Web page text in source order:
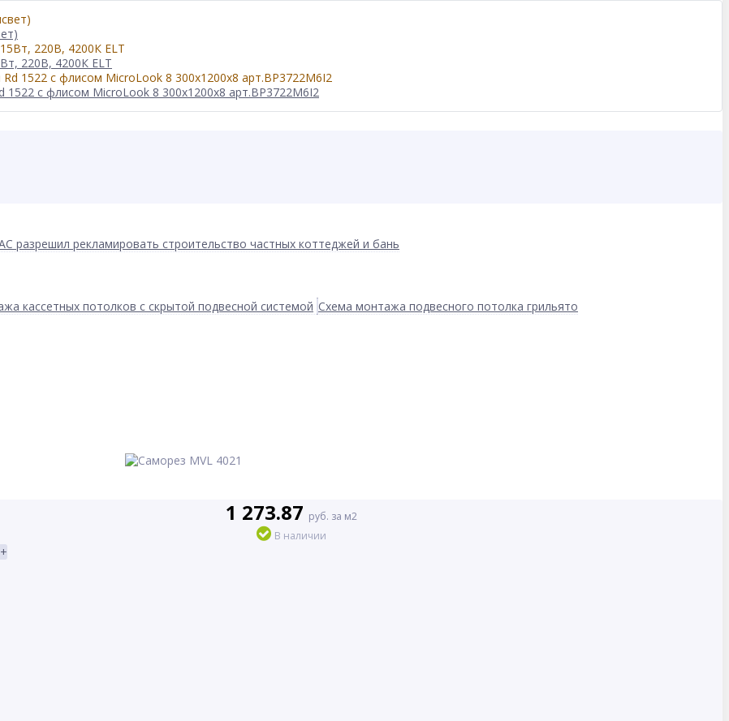
220В, 4200К ELT
с флисом MicroLook 8 300x1200x8 арт.BP3722M6I2
разрешил рекламировать строительство частных коттеджей и бань
кассетных потолков с скрытой подвесной системой Схема монтажа подвесного потолка грильято
1 273.87 руб. за м2
В наличии
+